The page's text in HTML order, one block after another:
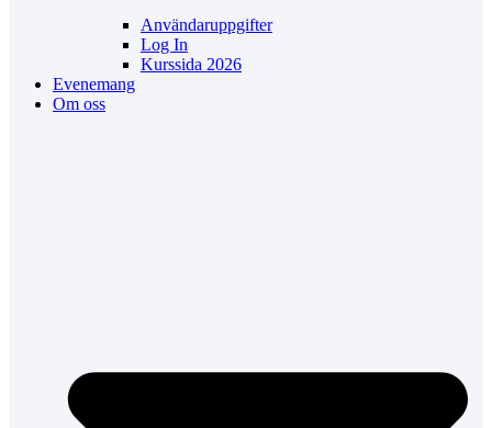
Användaruppgifter
Log In
Kurssida 2026
Evenemang
Om oss